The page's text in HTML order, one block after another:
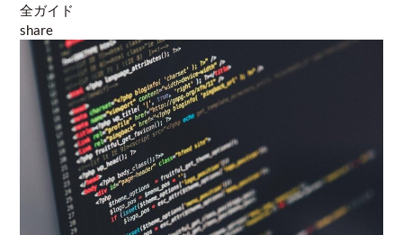
全ガイド
share